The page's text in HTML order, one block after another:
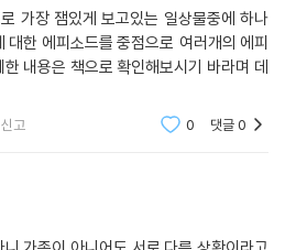
가장 잼있게 보고있는 일상물중에 하나
대한 에피소드를 중점으로 여러개의 에피
내용은 책으로 확인해보시기 바라며 데
신고 0 댓글0